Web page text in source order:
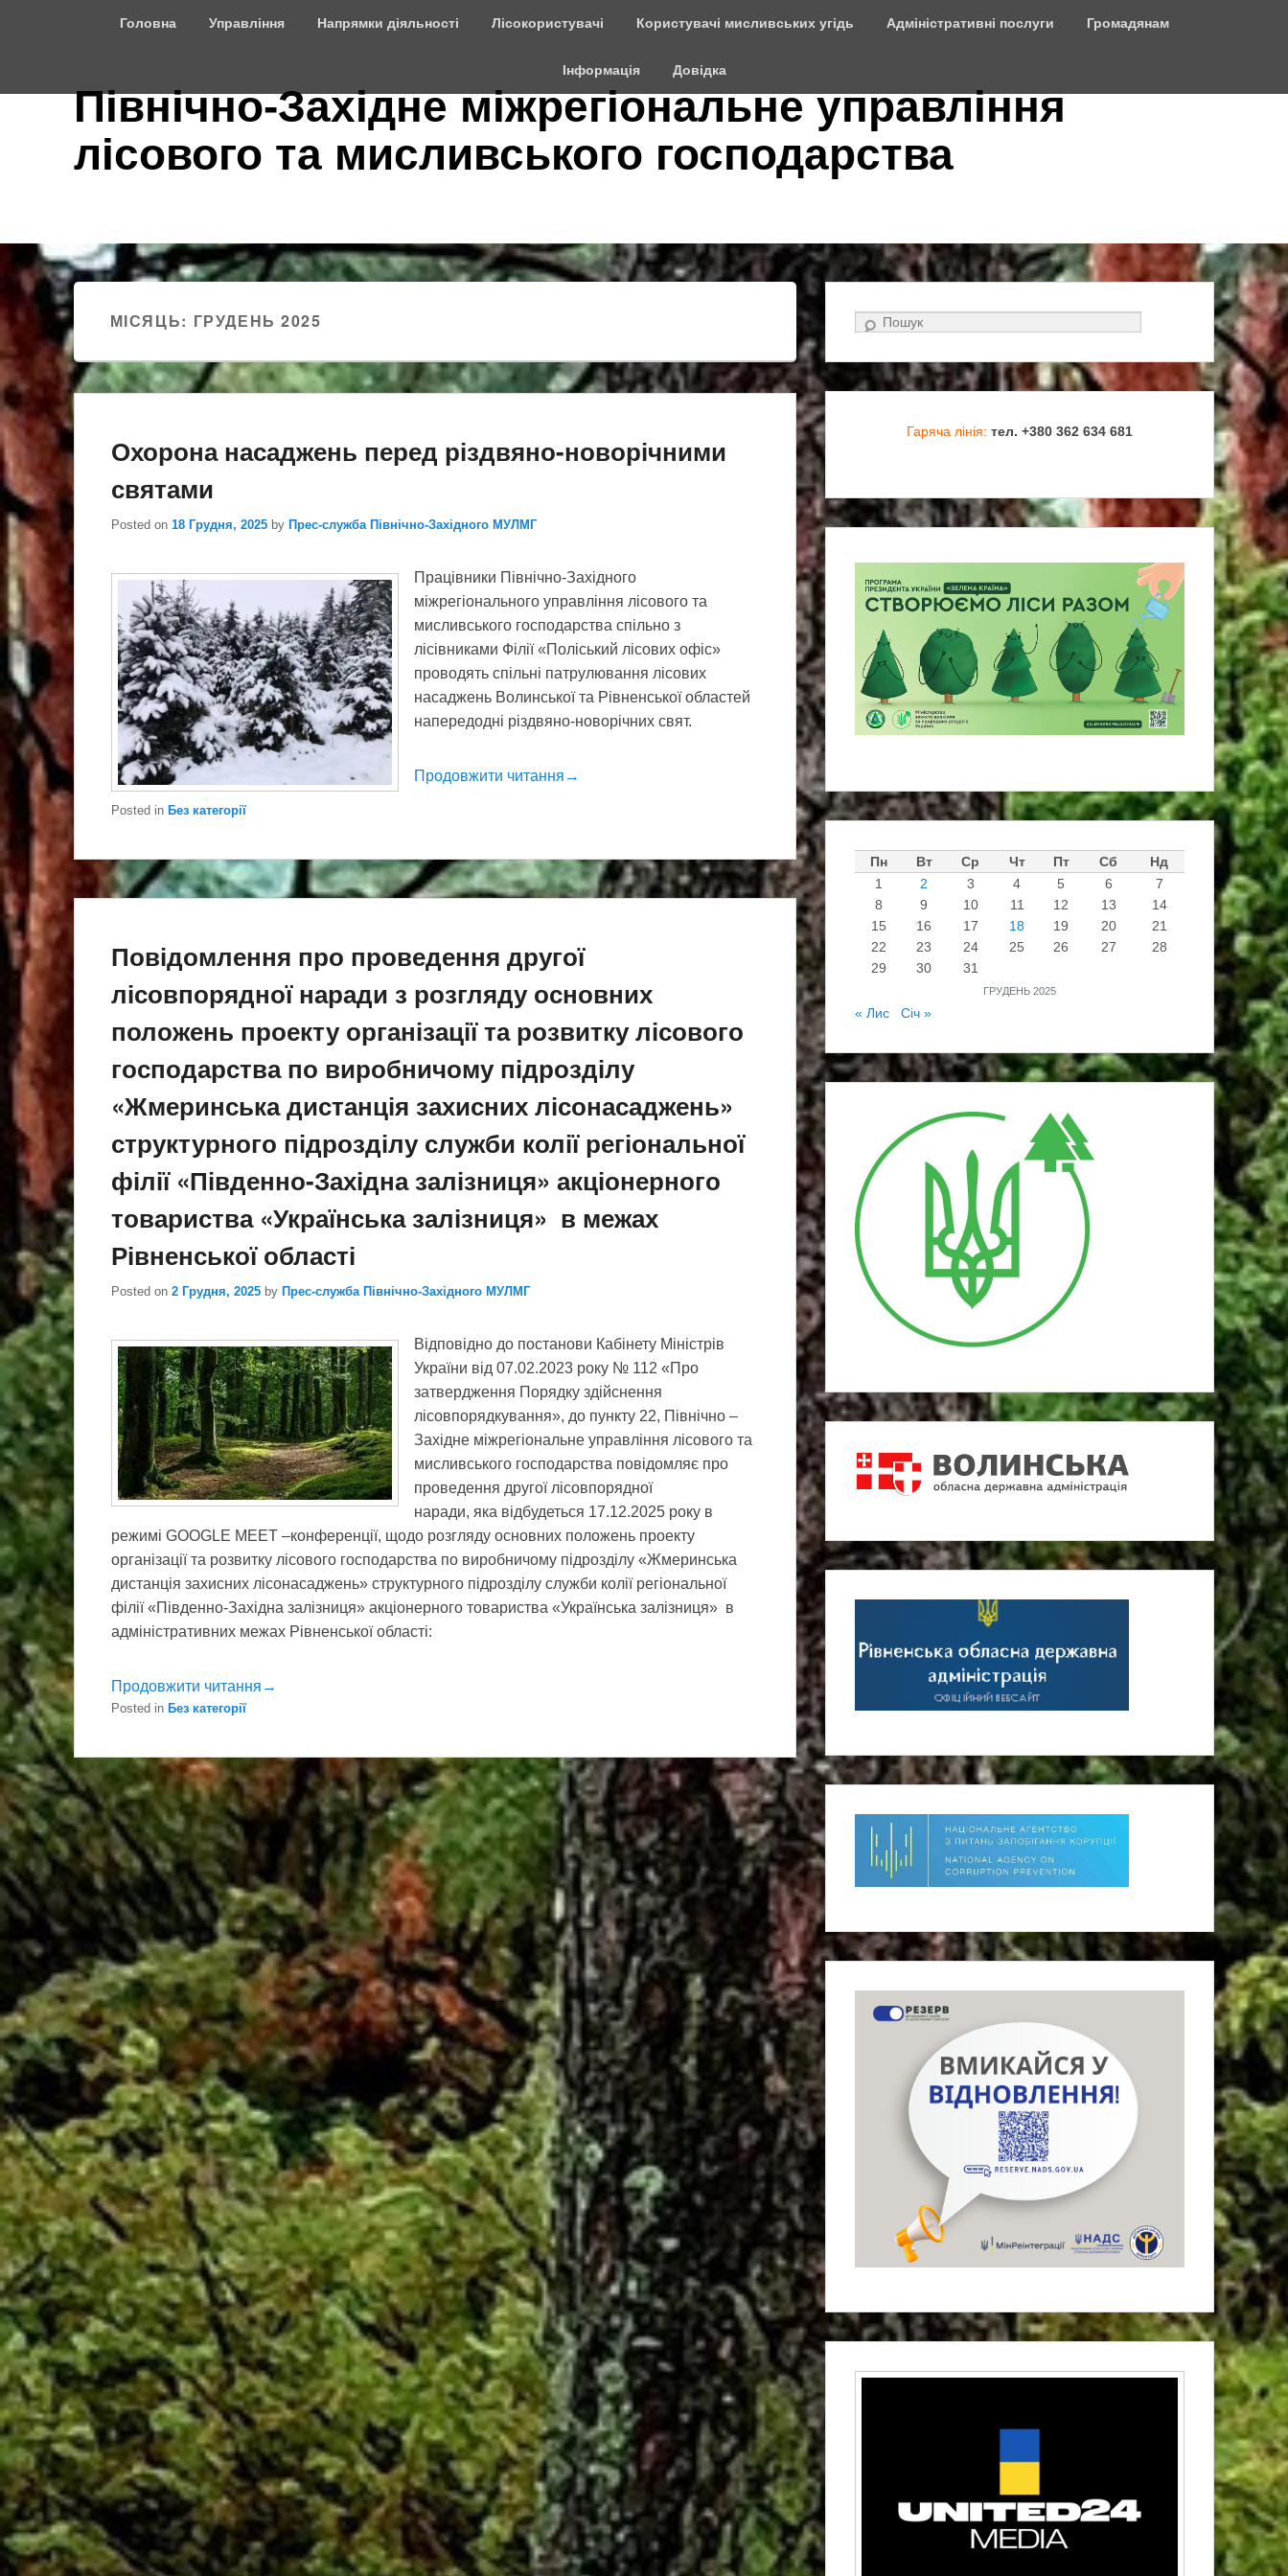
Головна Управління Напрямки діяльності Лісокористувачі Користувачі мисливських угідь Адміністративні послуги Громадянам
Інформація Довідка
Північно-Західне міжрегіональне управління
лісового та мисливського господарства
МІСЯЦЬ: ГРУДЕНЬ 2025
Охорона насаджень перед різдвяно-новорічними
святами
Posted on 18 Грудня, 2025 by Прес-служба Північно-Західного МУЛМГ
Працівники Північно-Західного
міжрегіонального управління лісового та
мисливського господарства спільно з
лісівниками Філії «Поліський лісових офіс»
проводять спільні патрулювання лісових
насаджень Волинської та Рівненської областей
напередодні різдвяно-новорічних свят.
Продовжити читання→
Posted in Без категорії
Повідомлення про проведення другої
лісовпорядної наради з розгляду основних
положень проекту організації та розвитку лісового
господарства по виробничому підрозділу
«Жмеринська дистанція захисних лісонасаджень»
структурного підрозділу служби колії регіональної
філії «Південно-Західна залізниця» акціонерного
товариства «Українська залізниця» в межах
Рівненської області
Posted on 2 Грудня, 2025 by Прес-служба Північно-Західного МУЛМГ
Відповідно до постанови Кабінету Міністрів
України від 07.02.2023 року № 112 «Про
затвердження Порядку здійснення
лісовпорядкування», до пункту 22, Північно –
Західне міжрегіональне управління лісового та
мисливського господарства повідомляє про
проведення другої лісовпорядної
наради, яка відбудеться 17.12.2025 року в
режимі GOOGLE MEET –конференції, щодо розгляду основних положень проекту
організації та розвитку лісового господарства по виробничому підрозділу «Жмеринська
дистанція захисних лісонасаджень» структурного підрозділу служби колії регіональної
філії «Південно-Західна залізниця» акціонерного товариства «Українська залізниця» в
адміністративних межах Рівненської області:
Продовжити читання→
Posted in Без категорії
Search
Гаряча лінія: тел. +380 362 634 681
ГРУДЕНЬ 2025
Пн Вт Ср Чт Пт Сб
Нд
1
2 3 4 5 6
7
8
9 10 11 12 13
14
15
16 17 18 19 20
21
22
23 24 25 26 27
28
29
30 31
« Лис Січ »